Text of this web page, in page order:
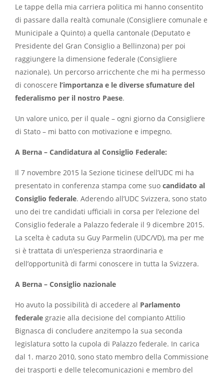
Le tappe della mia carriera politica mi hanno consentito
di passare dalla realtà comunale (Consigliere comunale e
Municipale a Quinto) a quella cantonale (Deputato e
Presidente del Gran Consiglio a Bellinzona) per poi
raggiungere la dimensione federale (Consigliere
nazionale). Un percorso arricchente che mi ha permesso
di conoscere l’importanza e le diverse sfumature del
federalismo per il nostro Paese.
Un valore unico, per il quale – ogni giorno da Consigliere
di Stato – mi batto con motivazione e impegno.
A Berna – Candidatura al Consiglio Federale:
Il 7 novembre 2015 la Sezione ticinese dell’UDC mi ha
presentato in conferenza stampa come suo candidato al
Consiglio federale. Aderendo all’UDC Svizzera, sono stato
uno dei tre candidati ufficiali in corsa per l’elezione del
Consiglio federale a Palazzo federale il 9 dicembre 2015.
La scelta è caduta su Guy Parmelin (UDC/VD), ma per me
si è trattata di un’esperienza straordinaria e
dell’opportunità di farmi conoscere in tutta la Svizzera.
A Berna – Consiglio nazionale
Ho avuto la possibilità di accedere al Parlamento
federale grazie alla decisione del compianto Attilio
Bignasca di concludere anzitempo la sua seconda
legislatura sotto la cupola di Palazzo federale. In carica
dal 1. marzo 2010, sono stato membro della Commissione
dei trasporti e delle telecomunicazioni e membro del